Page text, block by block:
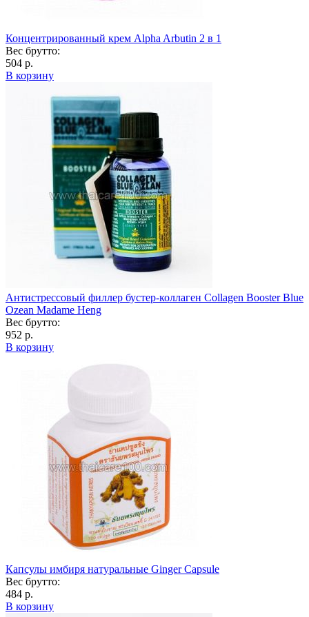
Концентрированный крем Alpha Arbutin 2 в 1
Вес брутто:
504 р.
В корзину
Антистрессовый филлер бустер-коллаген Collagen Booster Blue
Ozean Madame Heng
Вес брутто:
952 р.
В корзину
Капсулы имбиря натуральные Ginger Capsule
Вес брутто:
484 р.
В корзину